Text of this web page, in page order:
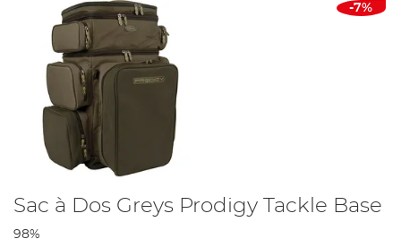
-7%
Sac à Dos Greys Prodigy Tackle Base
98%